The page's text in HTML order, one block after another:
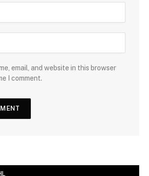
email, and website in this browser
I comment.